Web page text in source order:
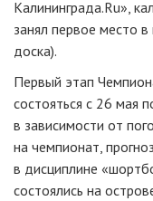
Калининграда.Ru»,
занял первое место
доска).
Первый этап
состояться с 26 мая
в зависимости от
на чемпионат,
в дисциплине
состоялись на